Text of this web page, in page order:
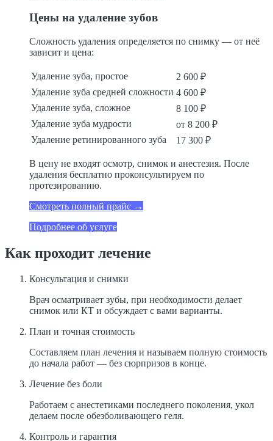
Цены на удаление зубов
Сложность удаления определяется по снимку — от неё
зависит и цена:
Удаление зуба, простое
2 600 ₽
Удаление зуба средней сложности 4 600 ₽
Удаление зуба, сложное
8 100 ₽
Удаление зуба мудрости
от 8 200 ₽
Удаление ретинированного зуба
17 300 ₽
В цену не входят осмотр, снимок и анестезия. После
удаления бесплатно проконсультируем по
протезированию.
Смотреть полный прайс →
Подробнее об услуге
Как проходит лечение
Консультация и снимки
Врач осматривает зубы, при необходимости делает
снимок или КТ и обсуждает с вами варианты.
План и точная стоимость
Составляем план лечения и называем полную стоимость
до начала работ — без сюрпризов в конце.
Лечение без боли
Работаем с анестетиками последнего поколения, укол
делаем после обезболивающего геля.
Контроль и гарантия